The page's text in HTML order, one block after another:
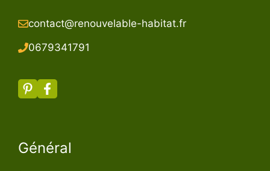
contact@renouvelable-habitat.fr
0679341791
Général